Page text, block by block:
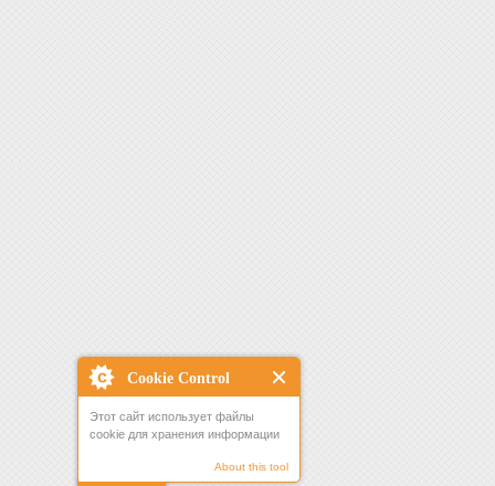
Cookie Control
Этот сайт использует файлы
cookie для хранения информации
About this tool